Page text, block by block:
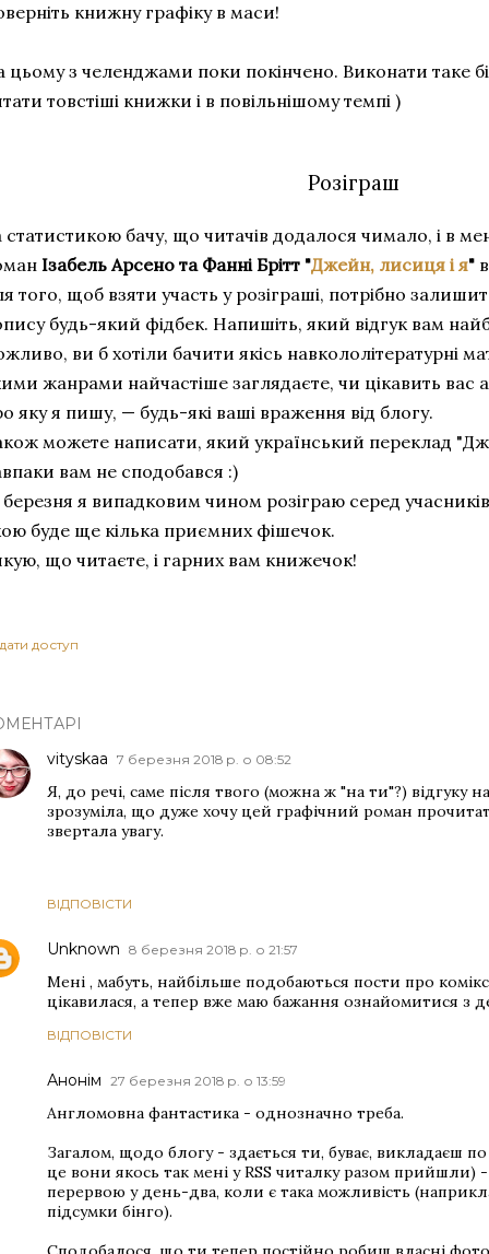
книжну графіку в маси!
цьому з челенджами поки покінчено. Виконати таке
товстіші книжки і в повільнішому темпі )
Розіграш
статистикою бачу, що читачів додалося чимало, і в
Ізабель Арсено та Фанні Брітт "Джейн, лисиця і я"
того, щоб взяти участь у розіграші, потрібно
будь-який фідбек. Напишіть, який відгук вам
ви б хотіли бачити якісь навкололітературні
жанрами найчастіше заглядаєте, чи цікавить вас
яку я пишу, — будь-які ваші враження від блогу.
можете написати, який український переклад
вам не сподобався :)
березня я випадковим чином розіграю серед
буде ще кілька приємних фішечок.
що читаєте, і гарних вам книжечок!
доступ
vityskaa 7 березня 2018 р. о 08:52
Я, до речі, саме після твого (можна ж "на ти"?) відгуку
зрозуміла, що дуже хочу цей графічний роман
звертала увагу.
ВІДПОВІСТИ
Unknown 8 березня 2018 р. о 21:57
Мені , мабуть, найбільше подобаються пости про
цікавилася, а тепер вже маю бажання ознайомитися з
ВІДПОВІСТИ
Анонім 27 березня 2018 р. о 13:59
Англомовна фантастика - однозначно треба.
Загалом, щодо блогу - здається ти, буває, викладаєш
це вони якось так мені у RSS читалку разом прийшли)
перервою у день-два, коли є така можливість
підсумки бінго).